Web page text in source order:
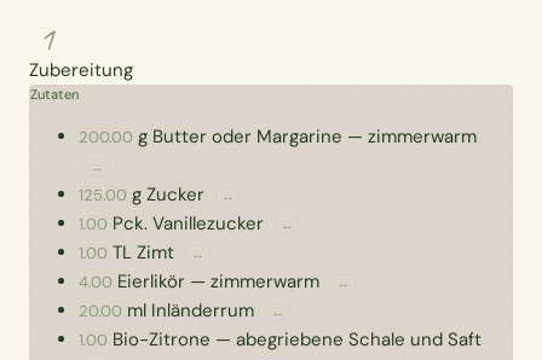
1
Zubereitung
Zutaten
200.00 g Butter oder Margarine — zimmerwarm
↔
125.00 g Zucker ↔
1.00 Pck. Vanillezucker ↔
1.00 TL Zimt ↔
4.00 Eierlikör — zimmerwarm ↔
20.00 ml Inländerrum ↔
1.00 Bio-Zitrone — abegriebene Schale und Saft